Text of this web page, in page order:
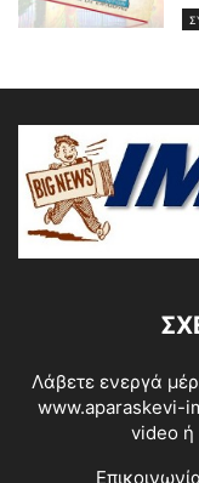
Λάβετε ενεργά
www.aparaskevi-
video ή